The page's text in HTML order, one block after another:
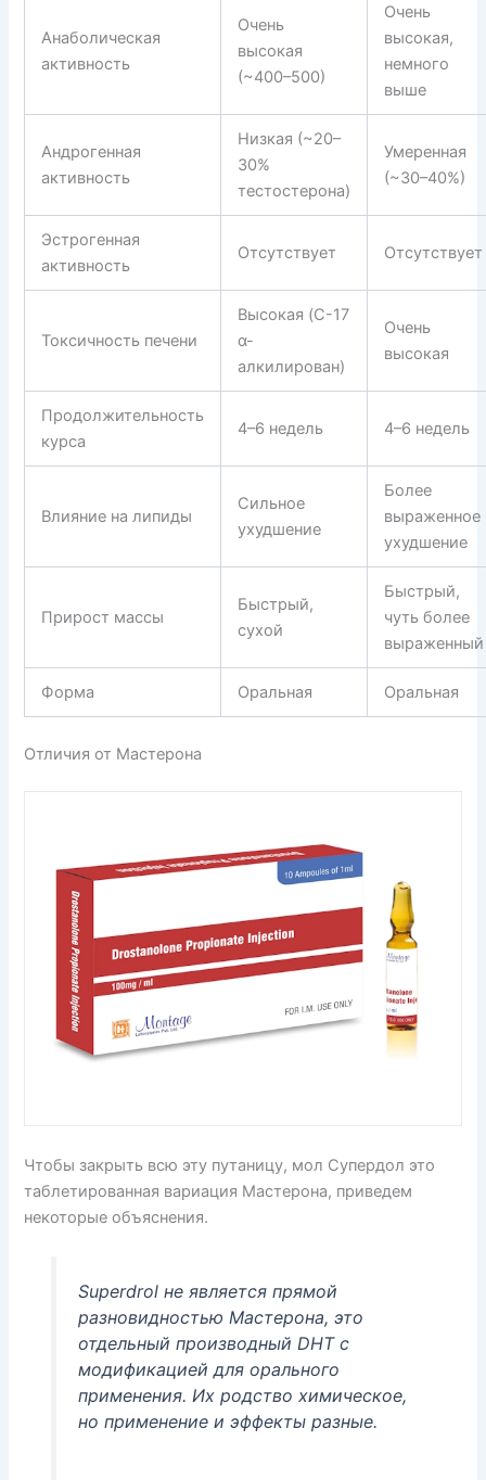
Анаболическая
активность
Очень
высокая
(~400–500)
Очень
высокая,
немного
выше
Андрогенная
активность
Низкая (~20–
30%
тестостерона)
Умеренная
(~30–40%)
Эстрогенная
активность
Отсутствует Отсутствует
Токсичность печени
Высокая (C-17
α-
алкилирован)
Очень
высокая
Продолжительность
курса
4–6 недель 4–6 недель
Влияние на липиды
Сильное
ухудшение
Более
выраженное
ухудшение
Прирост массы
Быстрый,
сухой
Быстрый,
чуть более
выраженный
Форма Оральная Оральная
Отличия от Мастерона
Чтобы закрыть всю эту путаницу, мол Супердол это
таблетированная вариация Мастерона, приведем
некоторые объяснения.
Superdrol не является прямой
разновидностью Мастерона, это
отдельный производный DHT с
модификацией для орального
применения. Их родство химическое,
но применение и эффекты разные.